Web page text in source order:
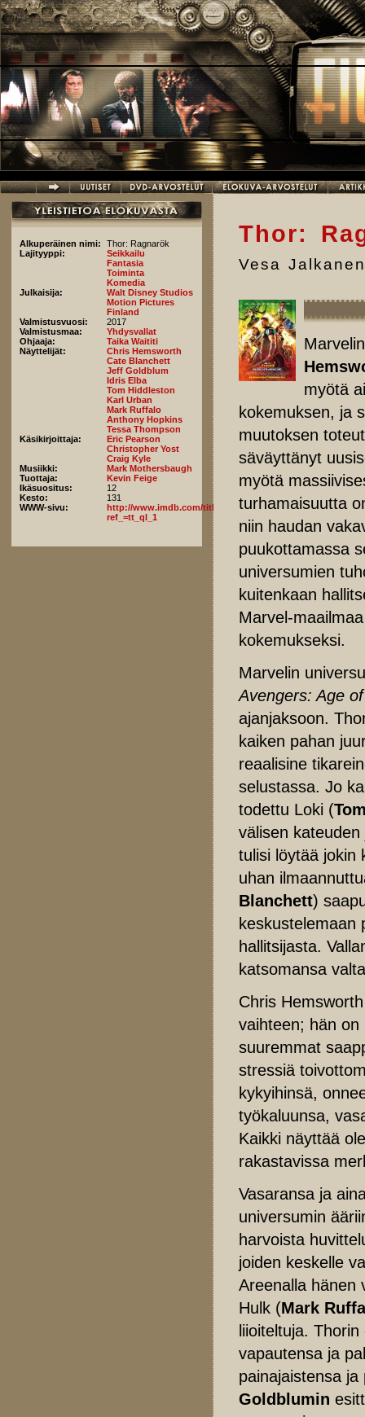
Hyppää pääsisältöön
Alkuperäinen nimi:
Thor: Ragnarök
Lajityyppi:
Seikkailu
Fantasia
Toiminta
Komedia
Julkaisija:
Walt Disney Studios
Motion Pictures
Finland
Valmistusvuosi:
2017
Valmistusmaa:
Yhdysvallat
Ohjaaja:
Taika Waititi
Näyttelijät:
Chris Hemsworth
Cate Blanchett
Jeff Goldblum
Idris Elba
Tom Hiddleston
Karl Urban
Mark Ruffalo
Anthony Hopkins
Tessa Thompson
Käsikirjoittaja:
Eric Pearson
Christopher Yost
Craig Kyle
Musiikki:
Mark Mothersbaugh
Tuottaja:
Kevin Feige
Ikäsuositus:
12
Kesto:
131
WWW-sivu:
http://www.imdb.com/title/tt3501632/fullcredits?
ref_=tt_ql_1
Thor:
Vesa Jalkanen
myötä
kokemuksen, ja
muutoksen
säväyttänyt
myötä
turhamaisuutta
niin haudan
puukottamassa
universumien
kuitenkaan
Marvel-
kokemukseksi.
Marvelin
Avengers: Age
ajanjaksoon.
kaiken pahan
reaalisine
selustassa. Jo
todettu Loki (
välisen
tulisi löytää jokin
uhan
Blanchett)
keskustelemaan
hallitsijasta.
katsomansa
Chris
vaihteen; hän
suuremmat
stressiä
kykyihinsä,
työkaluunsa,
Kaikki näyttää
rakastavissa
Vasaransa ja
universumin
harvoista
joiden keskelle
Areenalla hänen
Hulk (Mark
liioiteltuja.
vapautensa ja
painajaistensa
Goldblumin